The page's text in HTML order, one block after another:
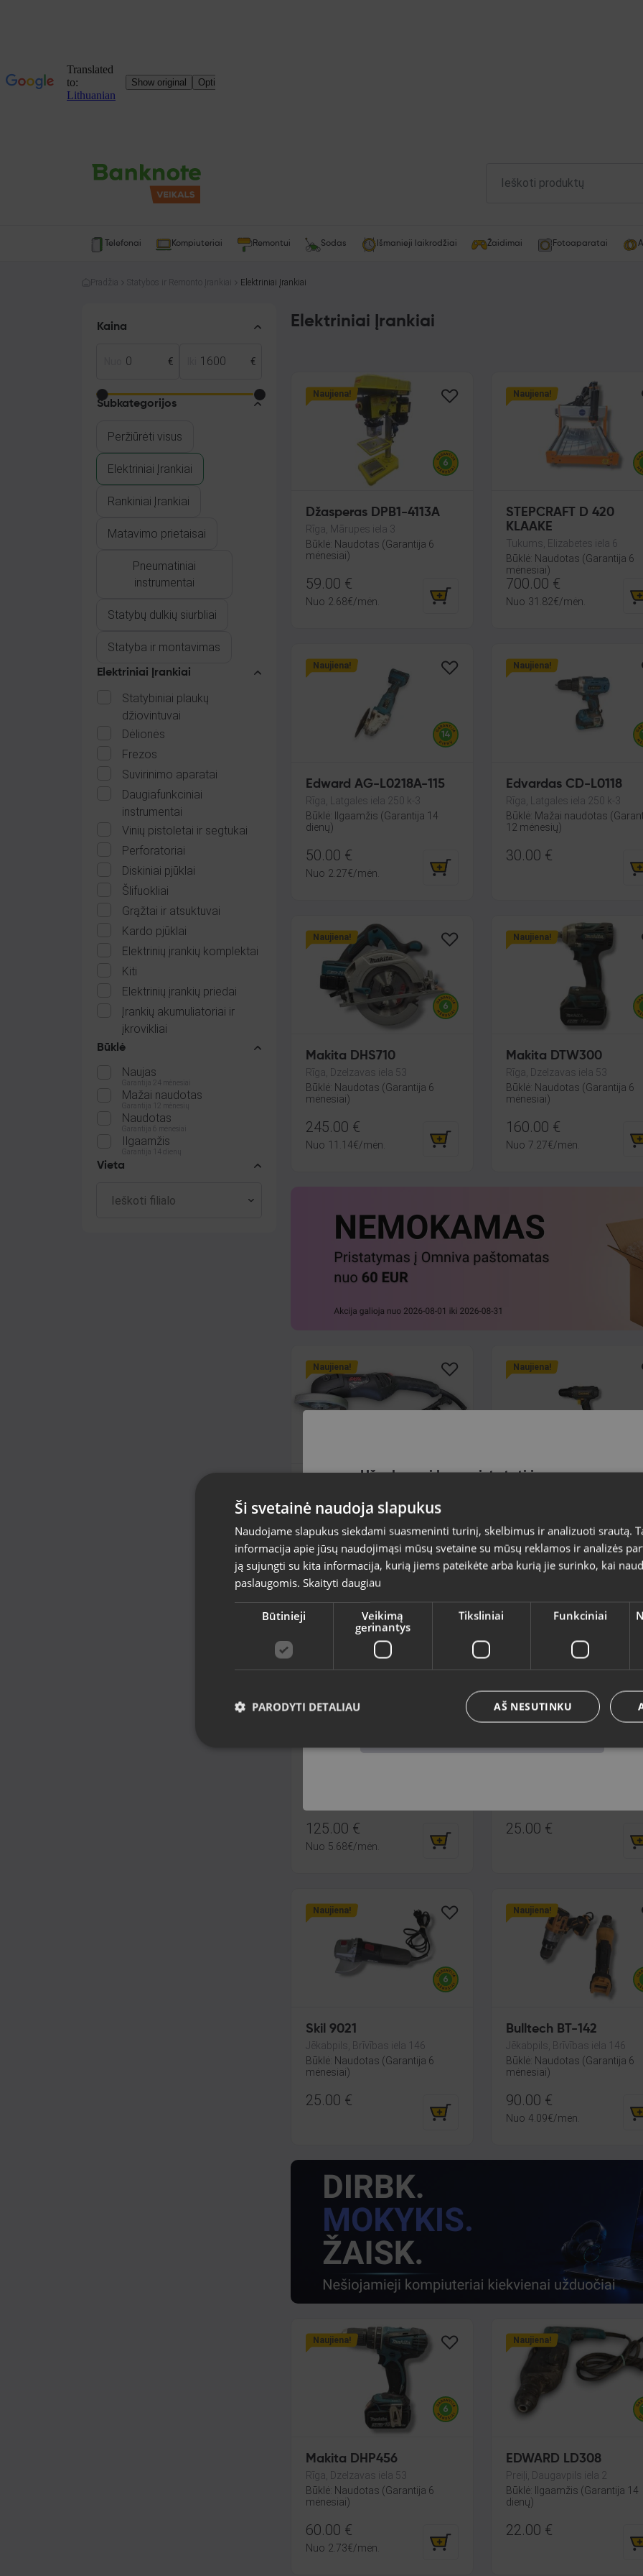
Telefonai Kompiuteriai Remontui Sodas Išmanieji laikrodžiai Žaidimai Fotoaparatai
Pradžia Statybos ir Remonto Įrankiai Elektriniai Įrankiai
Kaina
€ €
Subkategorijos
Peržiūrėti visus
Elektriniai Įrankiai
Rankiniai Įrankiai
Matavimo prietaisai
Pneumatiniai
instrumentai
Statybų dulkių siurbliai
Statyba ir montavimas
Elektriniai Įrankiai
Statybiniai plaukų
džiovintuvai
Dėlionės
Frezos
Suvirinimo aparatai
Daugiafunkciniai
instrumentai
Vinių pistoletai ir segtukai
Perforatoriai
Diskiniai pjūklai
Šlifuokliai
Grąžtai ir atsuktuvai
Kardo pjūklai
Elektrinių įrankių komplektai
Kiti
Elektrinių įrankių priedai
Įrankių akumuliatoriai ir
įkrovikliai
Būklė
Naujas
Garantija 24 mėnesiai
Mažai naudotas
Garantija 12 mėnesių
Naudotas
Garantija 6 mėnesiai
Ilgaamžis
Garantija 14 dienų
Vieta
Elektriniai Įrankiai
Naujiena!
Džasperas DPB1-4113A
Rīga, Mārupes iela 3
Būklė: Naudotas (Garantija 6
mėnesiai)
59.00 €
Nuo 2.68€/mėn.
Naujiena!
STEPCRAFT D 420
KLAAKE
Tukums, Elizabetes iela 6
Būklė: Naudotas (Garantija 6
mėnesiai)
700.00 €
Nuo 31.82€/mėn.
Naujiena!
Edward AG-L0218A-115
Rīga, Latgales iela 250 k-3
Būklė: Ilgaamžis (Garantija 14
dienų)
50.00 €
Nuo 2.27€/mėn.
Naujiena!
Edvardas CD-L0118
Rīga, Latgales iela 250 k-3
Būklė: Mažai naudotas
12 mėnesių)
30.00 €
Naujiena!
Makita DHS710
Rīga, Dzelzavas iela 53
Būklė: Naudotas (Garantija 6
mėnesiai)
245.00 €
Nuo 11.14€/mėn.
Naujiena!
Makita DTW300
Rīga, Dzelzavas iela 53
Būklė: Naudotas (Garantija 6
mėnesiai)
160.00 €
Nuo 7.27€/mėn.
Naujiena!
Rīga, Pērnavas iela 55-4/5
Būklė: Naudotas (Garantija 6
mėnesiai)
18.00€
Naujiena!
Būklė: Mažai naudotas
12 mėnesių)
36.00€
Makita DHR202
125.00 €
Nuo 5.68€/mėn.
DWT ESS 280 VS
25.00 €
Naujiena!
Skil 9021
Jēkabpils, Brīvības iela 146
Būklė: Naudotas (Garantija 6
mėnesiai)
25.00 €
Naujiena!
Bulltech BT-142
Jēkabpils, Brīvības iela 146
Būklė: Naudotas (Garantija 6
mėnesiai)
90.00 €
Nuo 4.09€/mėn.
Naujiena!
Makita DHP456
Rīga, Dzelzavas iela 53
Būklė: Naudotas (Garantija 6
mėnesiai)
60.00 €
Nuo 2.73€/mėn.
Naujiena!
EDWARD LD308
Preiļi, Daugavpils iela 2
Būklė: Ilgaamžis (Garantija 14
dienų)
22.00 €
Užsakymai bus pristatyti į
Svetainės turinys bus rodomas jūsų pasirinkta
kalba
Šalis
Kalba
Ši svetainė naudoja slapukus
Naudojame slapukus siekdami suasmeninti turinį, skelbimus ir analizuoti srautą.
informacija apie jūsų naudojimąsi mūsų svetaine su mūsų reklamos ir analizės
ją sujungti su kita informacija, kurią jiems pateikėte arba kurią jie surinko, kai
paslaugomis. Skaityti daugiau
Būtinieji
Veikimą
gerinantys
Tiksliniai Funkciniai
AŠ NESUTINKU
PARODYTI DETALIAU